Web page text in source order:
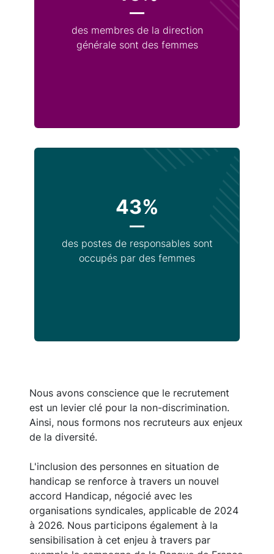
des membres de la direction
générale sont des femmes
43%
des postes de responsables sont
occupés par des femmes
Nous avons conscience que le recrutement
est un levier clé pour la non-discrimination.
Ainsi, nous formons nos recruteurs aux enjeux
de la diversité.
L'inclusion des personnes en situation de
handicap se renforce à travers un nouvel
accord Handicap, négocié avec les
organisations syndicales, applicable de 2024
à 2026. Nous participons également à la
sensibilisation à cet enjeu à travers par